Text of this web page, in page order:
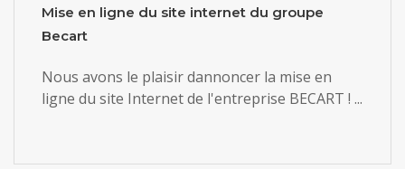
Mise en ligne du site internet du groupe
Becart
Nous avons le plaisir dannoncer la mise en
ligne du site Internet de l'entreprise BECART ! ...